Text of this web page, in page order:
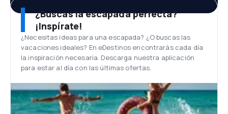
¿Buscas la escapada perfecta?
¡Inspírate!
¿Necesitas ideas para una escapada? ¿O buscas las
vacaciones ideales? En eDestinos encontrarás cada día
la inspiración necesaria. Descarga nuestra aplicación
para estar al día con las últimas ofertas.